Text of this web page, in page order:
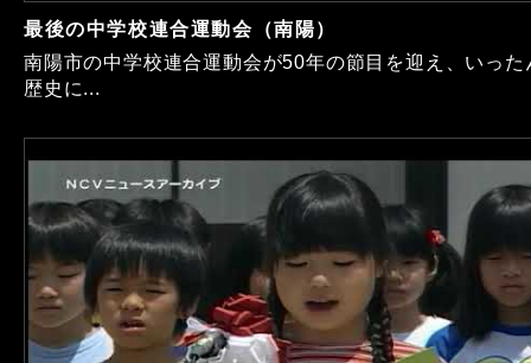
最後の中学校連合運動会（南陽）
南陽市の中学校連合運動会が50年の節目を迎え、いった
歴史に...